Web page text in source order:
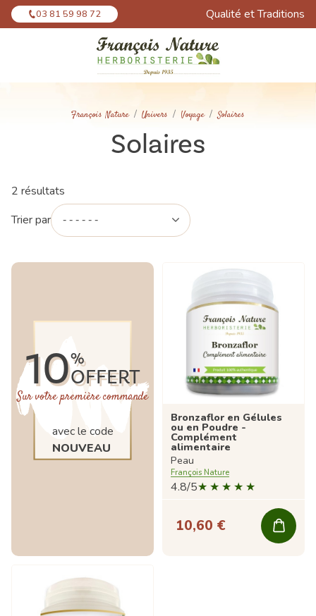
03 81 59 98 72 Qualité et Traditions
François Nature Univers Voyage Solaires
Solaires
2 résultats
Trier par
10%
OFFERT
Sur votre première commande
avec le code
NOUVEAU
Bronzaflor en Gélules
ou en Poudre -
Complément
alimentaire
Peau
François Nature
4.8/5
10,60 €
Panneau de gestion des cookies